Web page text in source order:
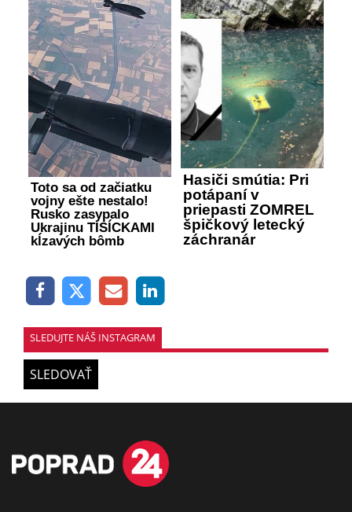
Toto sa od začiatku
vojny ešte nestalo!
Rusko zasypalo
Ukrajinu TISÍCKAMI
kĺzavých bômb
Hasiči smútia: Pri
potápaní v
priepasti ZOMREL
špičkový letecký
záchranár
SLEDUJTE NÁŠ INSTAGRAM
SLEDOVAŤ